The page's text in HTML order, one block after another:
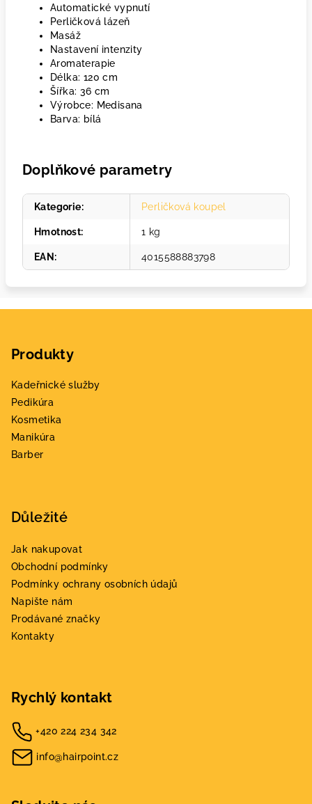
Automatické vypnutí
Perličková lázeň
Masáž
Nastavení intenzity
Aromaterapie
Délka: 120 cm
Šířka: 36 cm
Výrobce: Medisana
Barva: bílá
Doplňkové parametry
Kategorie: Perličková koupel
Hmotnost: 1 kg
EAN : 4015588883798
Produkty
Kadeřnické služby
Pedikúra
Kosmetika
Manikúra
Barber
Důležité
Jak nakupovat
Obchodní podmínky
Podmínky ochrany osobních údajů
Napište nám
Prodávané značky
Kontakty
Rychlý kontakt
+420 224 234 342
info@hairpoint.cz